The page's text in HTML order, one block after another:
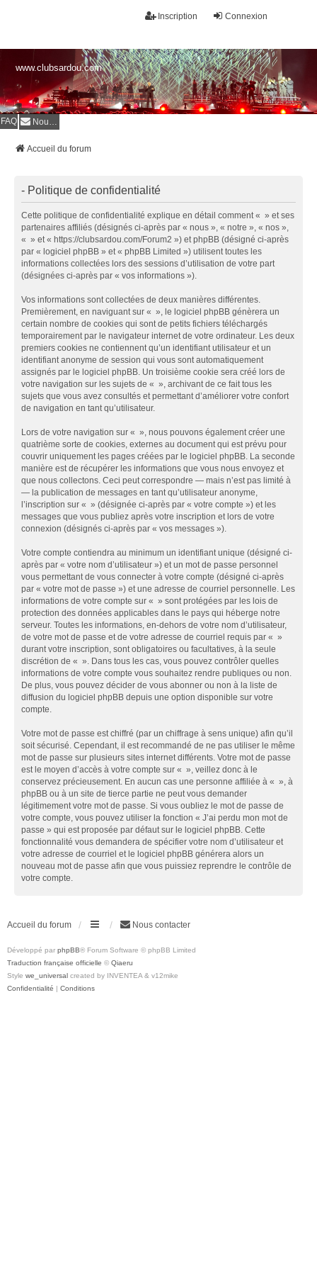
Connexion
Inscription
www.clubsardou.com
FAQ Nous contacter
Accueil du forum
- Politique de confidentialité
Cette politique de confidentialité explique en détail comment « » et ses
partenaires affiliés (désignés ci-après par « nous », « notre », « nos »,
« » et « https://clubsardou.com/Forum2 ») et phpBB (désigné ci-après
par « logiciel phpBB » et « phpBB Limited ») utilisent toutes les
informations collectées lors des sessions d’utilisation de votre part
(désignées ci-après par « vos informations »).
Vos informations sont collectées de deux manières différentes.
Premièrement, en naviguant sur « », le logiciel phpBB génèrera un
certain nombre de cookies qui sont de petits fichiers téléchargés
temporairement par le navigateur internet de votre ordinateur. Les deux
premiers cookies ne contiennent qu’un identifiant utilisateur et un
identifiant anonyme de session qui vous sont automatiquement
assignés par le logiciel phpBB. Un troisième cookie sera créé lors de
votre navigation sur les sujets de « », archivant de ce fait tous les
sujets que vous avez consultés et permettant d’améliorer votre confort
de navigation en tant qu’utilisateur.
Lors de votre navigation sur « », nous pouvons également créer une
quatrième sorte de cookies, externes au document qui est prévu pour
couvrir uniquement les pages créées par le logiciel phpBB. La seconde
manière est de récupérer les informations que vous nous envoyez et
que nous collectons. Ceci peut correspondre — mais n’est pas limité à
— la publication de messages en tant qu’utilisateur anonyme,
l’inscription sur « » (désignée ci-après par « votre compte ») et les
messages que vous publiez après votre inscription et lors de votre
connexion (désignés ci-après par « vos messages »).
Votre compte contiendra au minimum un identifiant unique (désigné ci-
après par « votre nom d’utilisateur ») et un mot de passe personnel
vous permettant de vous connecter à votre compte (désigné ci-après
par « votre mot de passe ») et une adresse de courriel personnelle. Les
informations de votre compte sur « » sont protégées par les lois de
protection des données applicables dans le pays qui héberge notre
serveur. Toutes les informations, en-dehors de votre nom d’utilisateur,
de votre mot de passe et de votre adresse de courriel requis par « »
durant votre inscription, sont obligatoires ou facultatives, à la seule
discrétion de « ». Dans tous les cas, vous pouvez contrôler quelles
informations de votre compte vous souhaitez rendre publiques ou non.
De plus, vous pouvez décider de vous abonner ou non à la liste de
diffusion du logiciel phpBB depuis une option disponible sur votre
compte.
Votre mot de passe est chiffré (par un chiffrage à sens unique) afin qu’il
soit sécurisé. Cependant, il est recommandé de ne pas utiliser le même
mot de passe sur plusieurs sites internet différents. Votre mot de passe
est le moyen d’accès à votre compte sur « », veillez donc à le
conservez précieusement. En aucun cas une personne affiliée à « », à
phpBB ou à un site de tierce partie ne peut vous demander
légitimement votre mot de passe. Si vous oubliez le mot de passe de
votre compte, vous pouvez utiliser la fonction « J’ai perdu mon mot de
passe » qui est proposée par défaut sur le logiciel phpBB. Cette
fonctionnalité vous demandera de spécifier votre nom d’utilisateur et
votre adresse de courriel et le logiciel phpBB générera alors un
nouveau mot de passe afin que vous puissiez reprendre le contrôle de
votre compte.
Accueil du forum Nous contacter
Développé par phpBB® Forum Software © phpBB Limited
Traduction française officielle © Qiaeru
Style we_universal created by INVENTEA & v12mike
Confidentialité | Conditions